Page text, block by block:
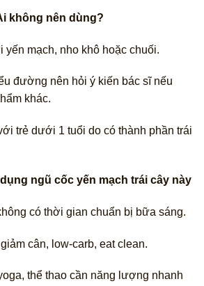
không nên dùng?
mạch, nho khô hoặc chuối.
đường nên hỏi ý kiến bác sĩ nếu
khác.
trẻ dưới 1 tuổi do có thành phần trái
ngũ cốc yến mạch trái cây này
có thời gian chuẩn bị bữa sáng.
cân, low-carb, eat clean.
thể thao cần năng lượng nhanh